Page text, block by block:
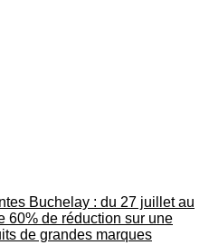
Buchelay : du 27 juillet au
60% de réduction sur une
de grandes marques